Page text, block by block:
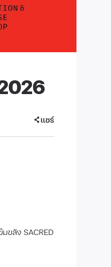
แชร์
ขลัง SACRED